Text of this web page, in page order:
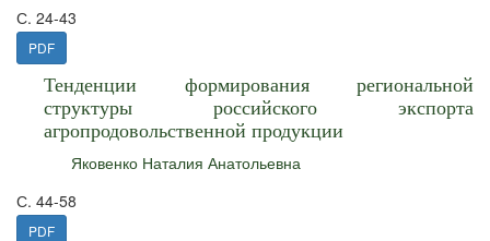
С. 24-43
PDF
Тенденции формирования региональной
структуры российского экспорта
агропродовольственной продукции
Яковенко Наталия Анатольевна
С. 44-58
PDF